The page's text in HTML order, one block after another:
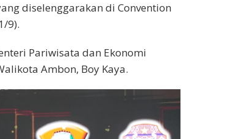
diselenggarakan di Convention
9).
Pariwisata dan Ekonomi
Ambon, Boy Kaya.